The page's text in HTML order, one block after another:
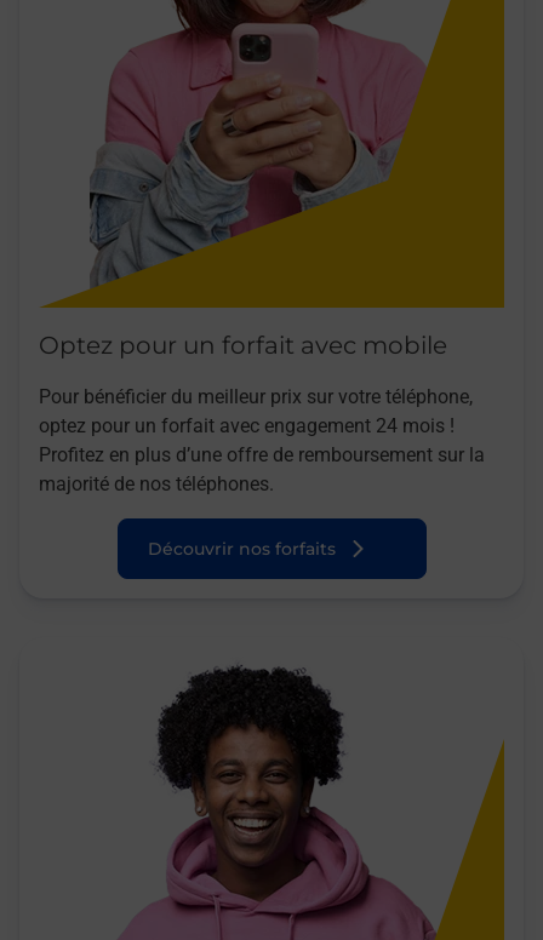
Optez pour un forfait avec mobile
Pour bénéficier du meilleur prix sur votre téléphone,
optez pour un forfait avec engagement 24 mois !
Profitez en plus d’une offre de remboursement sur la
majorité de nos téléphones.
Découvrir nos forfaits